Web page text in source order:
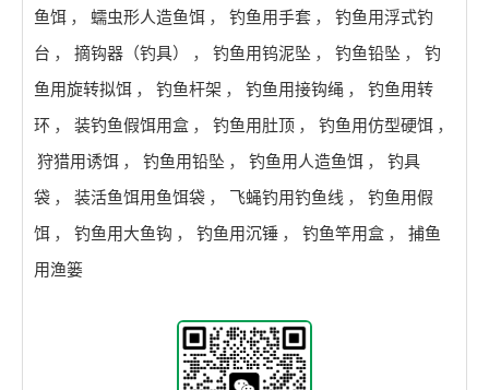
鱼饵 ， 蠕虫形人造鱼饵 ， 钓鱼用手套 ，
钓鱼用浮式钓
台 ， 摘钩器（钓具） ， 钓鱼用钨泥坠 ， 钓鱼铅坠 ，
钓
鱼用旋转拟饵 ， 钓鱼杆架 ， 钓鱼用接钩绳 ，
钓鱼用转
环 ， 装钓鱼假饵用盒 ， 钓鱼用肚顶 ， 钓鱼用仿型硬饵 ，
狩猎用诱饵 ， 钓鱼用铅坠 ， 钓鱼用人造鱼饵 ，
钓具
袋 ， 装活鱼饵用鱼饵袋 ， 飞蝇钓用钓鱼线 ，
钓鱼用假
饵 ， 钓鱼用大鱼钩 ， 钓鱼用沉锤 ， 钓鱼竿用盒 ，
捕鱼
用渔篓